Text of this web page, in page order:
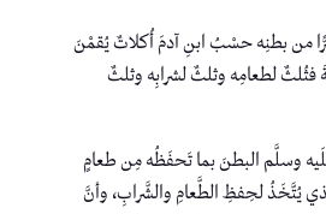
من بطنِه حسْبُ ابنِ آدمَ أُكلاتٌ يُقمْنَ
فثُلثٌ لطعامِه وثلثٌ لشرابِه وثلثٌ
وسلَّم البطنَ بما تَحفَظُه مِن طعامٍ
يُتَّخَذُ لحِفظِ الطَّعامِ والشَّرابِ، وأنَّ